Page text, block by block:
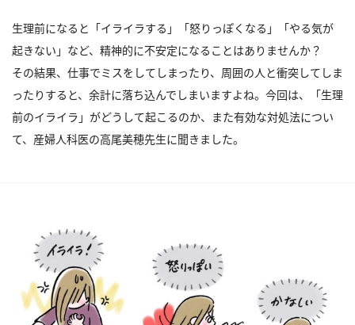
生理前になると「イライラする」「怒りっぽくなる」「やる気が
起きない」など、精神的に不安定になることはありませんか？
その結果、仕事でミスをしてしまったり、周囲の人と衝突してしま
ったりすると、余計に落ち込んでしまいますよね。今回は、「生理
前のイライラ」がどうして起こるのか、また有効な対処法につい
て、産婦人科医の高尾美穂先生に聞きました。